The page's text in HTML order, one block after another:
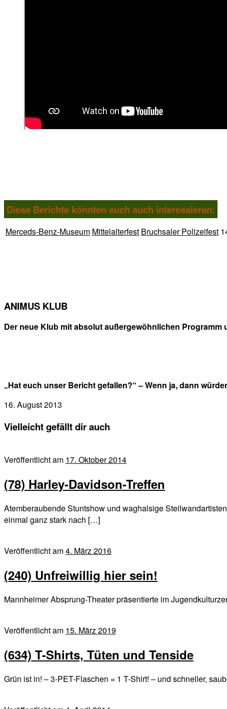
Diese Berichte könnten euch auch interessieren:
Merceds-Benz-Museum Mittelalterfest Bruchsaler Polizeifest
ANIMUS KLUB
Der neue Klub mit absolut außergewöhnlichen Programm
„Hat euch unser Bericht gefallen?“ – Wenn ja, dann
16. August 2013
Vielleicht gefällt dir auch
Veröffentlicht am 17. Oktober 2014
(78) Harley-Davidson-Treffen
Atemberaubende Stuntshow und waghalsige
einmal ganz stark nach […]
Veröffentlicht am4. März 2016
(240) Unfreiwillig hier sein!
Mannheimer Absprung-Theater präsentierte im
Veröffentlicht am 15. März 2019
(634) T-Shirts, Tüten und Tenside
Grün ist in! – 3-PET-Flaschen = 1 T-Shirt! – und schneller,